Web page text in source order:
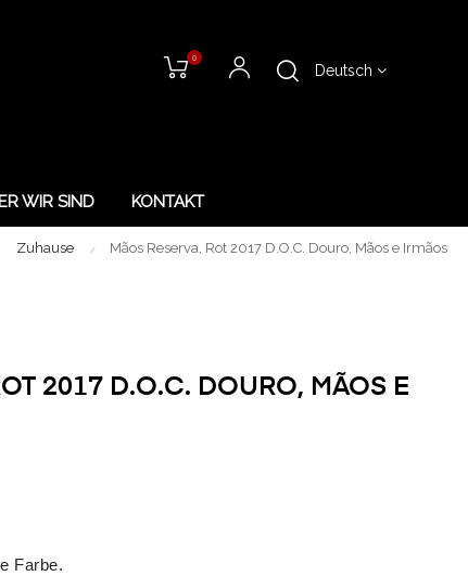
Deutsch
0
WIR SIND KONTAKT
Zuhause Mãos Reserva, Rot 2017 D.O.C. Douro, Mãos e Irmãos
2017 D.O.C. DOURO, MÃOS E
Farbe.